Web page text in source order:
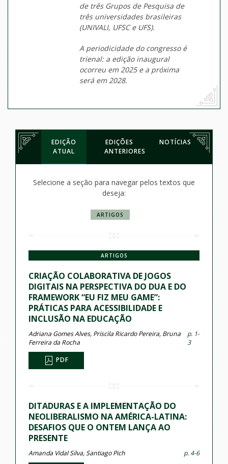
de três Grupos de Pesquisa de
três universidades brasileiras
(UNIVALI, UFSC e UFS).
A periodicidade do congresso é
trienal: a edição inaugural
ocorreu em 2025 e a próxima
será em 2028.
EDIÇÃO
ATUAL
EDIÇÕES
ANTERIORES
NOTÍCIAS
Selecione a seção para navegar pelos textos que
deseja:
ARTIGOS
ARTIGOS
CRIAÇÃO COLABORATIVA DE JOGOS
DIGITAIS NA PERSPECTIVA DO DUA E DO
FRAMEWORK “EU FIZ MEU GAME”:
PRÁTICAS PARA ACESSIBILIDADE E
INCLUSÃO NA EDUCAÇÃO
Adriana Gomes Alves, Priscila Ricardo Pereira, Bruna
Ferreira da Rocha
p. 1-
3
PDF
DITADURAS E A IMPLEMENTAÇÃO DO
NEOLIBERALISMO NA AMÉRICA-LATINA:
DESAFIOS QUE O ONTEM LANÇA AO
PRESENTE
Amanda Vidal Silva, Santiago Pich p. 4-6